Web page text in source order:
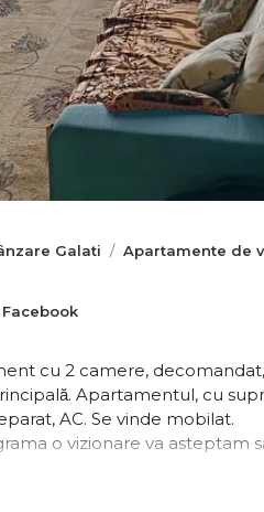
Galati Apartamente de
Facebook
cu 2 camere,
Apartamentul, cu
AC. Se vinde mobilat.
o vizionare va asteptam